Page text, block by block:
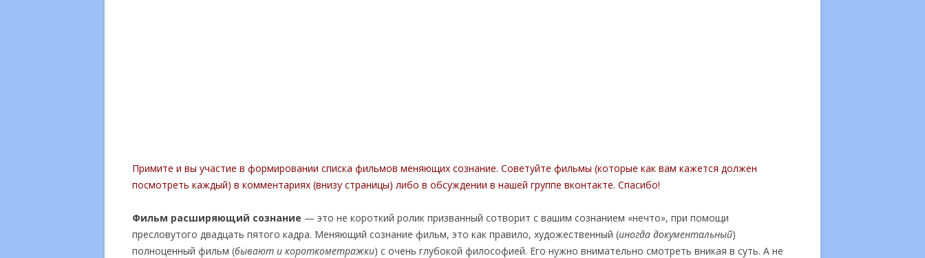
Примите и вы участие в формировании списка фильмов меняющих сознание. Советуйте фильмы (которые как вам кажется должен
посмотреть каждый) в комментариях (внизу страницы) либо в обсуждении в нашей группе вконтакте. Спасибо!
Фильм расширяющий сознание — это не короткий ролик призванный сотворит с вашим сознанием «нечто», при помощи
пресловутого двадцать пятого кадра. Меняющий сознание фильм, это как правило, художественный (иногда документальный)
полноценный фильм (бывают и короткометражки) с очень глубокой философией. Его нужно внимательно смотреть вникая в суть. А не